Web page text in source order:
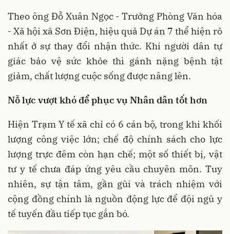
Theo ông Đỗ Xuân Ngọc - Trưởng Phòng Văn hóa
- Xã hội xã Sơn Điện, hiệu quả Dự án 7 thể hiện rõ
nhất ở sự thay đổi nhận thức. Khi người dân tự
giác bảo vệ sức khỏe thì gánh nặng bệnh tật
giảm, chất lượng cuộc sống được nâng lên.
Nỗ lực vượt khó để phục vụ Nhân dân tốt hơn
Hiện Trạm Y tế xã chỉ có 6 cán bộ, trong khi khối
lượng công việc lớn; chế độ chính sách cho lực
lượng trực đêm còn hạn chế; một số thiết bị, vật
tư y tế chưa đáp ứng yêu cầu chuyên môn. Tuy
nhiên, sự tận tâm, gần gũi và trách nhiệm với
cộng đồng chính là nguồn động lực để đội ngũ y
tế tuyến đầu tiếp tục gắn bó.